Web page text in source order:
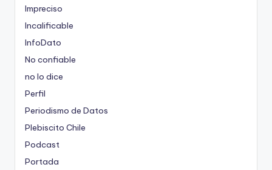
Impreciso
Incalificable
InfoDato
No confiable
no lo dice
Perfil
Periodismo de Datos
Plebiscito Chile
Podcast
Portada